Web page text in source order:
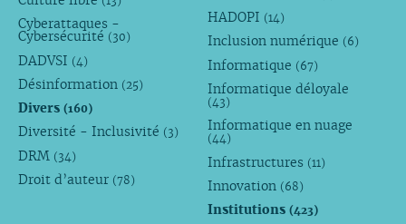
Cyberattaques -
Cybersécurité (30)
DADVSI (4)
Désinformation (25)
Divers (160)
Diversité - Inclusivité (3)
DRM (34)
Droit d’auteur (78)
HADOPI (14)
Inclusion numérique (6)
Informatique (67)
Informatique déloyale
(43)
Informatique en nuage
(44)
Infrastructures (11)
Innovation (68)
Institutions(423)